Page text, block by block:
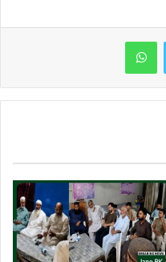
WhatsApp